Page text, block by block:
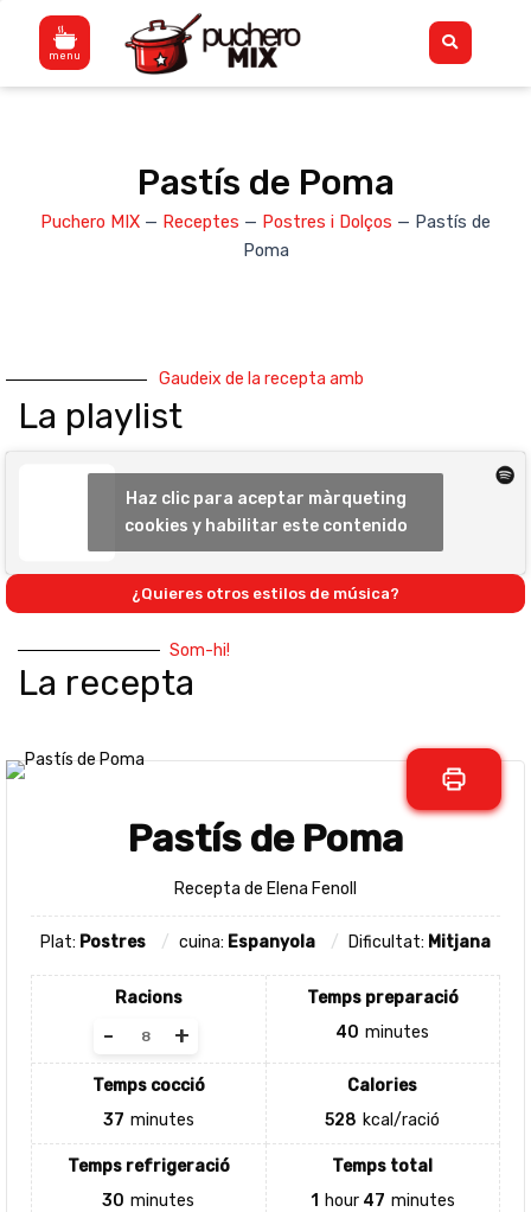
contingut
Flyout
Menu
Pastís de Poma
Puchero MIX — Receptes — Postres i Dolços — Pastís de
Poma
Som-hi!
La recepta
Pastís de Poma
Recepta de Elena Fenoll
Plat: Postres cuina: Espanyola Dificultat: Mitjana
Racions
+
-
Temps preparació
40 minutes
Temps cocció
37 minutes
Calories
528 kcal/ració
Temps refrigeració
30 minutes
Temps total
1 hour 47 minutes
Gaudeix de la recepta amb
La playlist
Haz clic para aceptar màrqueting
cookies y habilitar este contenido
¿Quieres otros estilos de música?